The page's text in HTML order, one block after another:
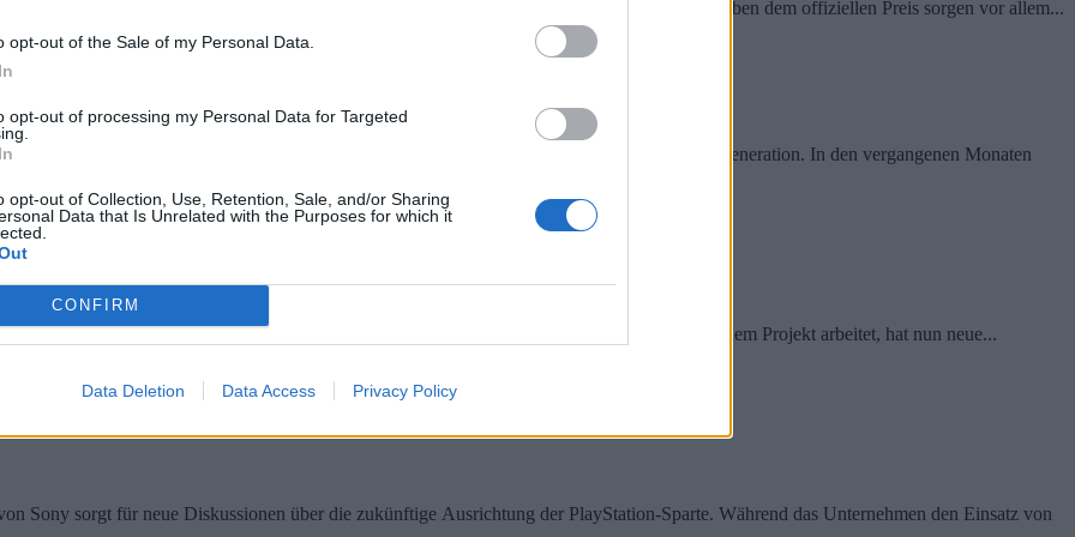
opt-out of the Sale of my Personal Data.
opt-out of processing my Personal Data for Targeted
opt-out of Collection, Use, Retention, Sale, and/or Sharing
Data that Is Unrelated with the Purposes for which it
CONFIRM
Data Deletion Data Access Privacy Policy
zu Grand Theft Auto 6 hat Rockstar Games zahlreiche neue Informationen veröffentlicht. Neben dem offiziellen Preis sorgen vor allem...
und 2027 bleibt das heißeste Gerücht
6 bislang nicht offiziell angekündigt hat, mehren sich die Hinweise auf die nächste Konsolengeneration. In den vergangenen Monaten
geht bei Gewalt einen anderen Weg
Stranding nimmt weiter Form an. Regisseur Michael Sarnoski, der gemeinsam mit A24 an dem Projekt arbeitet, hat nun neue...
sorgt für Diskussionen über PC-Spiele und KI
Sony sorgt für neue Diskussionen über die zukünftige Ausrichtung der PlayStation-Sparte. Während das Unternehmen den Einsatz von